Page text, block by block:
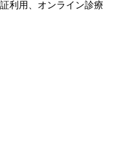
利用、オンライン診療